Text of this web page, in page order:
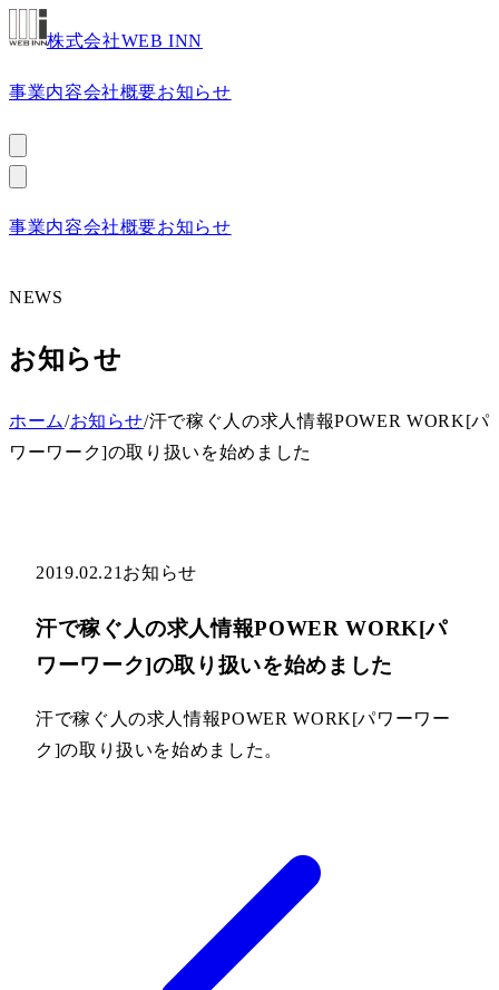
株式会社WEB INN
事業内容会社概要お知らせ
事業内容会社概要お知らせ
NEWS
お知らせ
ホーム/お知らせ/汗で稼ぐ人の求人情報POWER WORK[パ
ワーワーク]の取り扱いを始めました
2019.02.21 お知らせ
汗で稼ぐ人の求人情報POWER WORK[パ
ワーワーク]の取り扱いを始めました
汗で稼ぐ人の求人情報POWER WORK[パワーワー
ク]の取り扱いを始めました。